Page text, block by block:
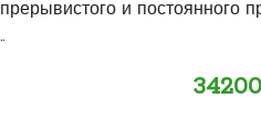
прерывистого и постоянного
..